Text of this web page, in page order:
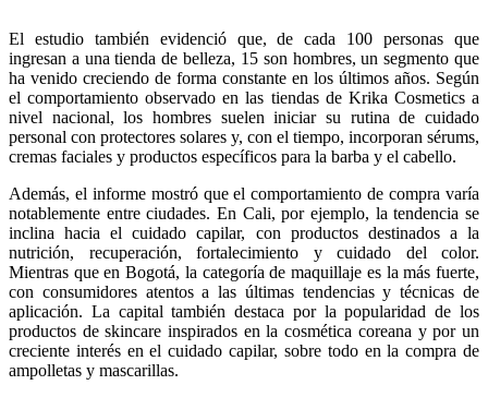
El estudio también evidenció que, de cada 100 personas que
ingresan a una tienda de belleza, 15 son hombres, un segmento que
ha venido creciendo de forma constante en los últimos años. Según
el comportamiento observado en las tiendas de Krika Cosmetics a
nivel nacional, los hombres suelen iniciar su rutina de cuidado
personal con protectores solares y, con el tiempo, incorporan sérums,
cremas faciales y productos específicos para la barba y el cabello.
Además, el informe mostró que el comportamiento de compra varía
notablemente entre ciudades. En Cali, por ejemplo, la tendencia se
inclina hacia el cuidado capilar, con productos destinados a la
nutrición, recuperación, fortalecimiento y cuidado del color.
Mientras que en Bogotá, la categoría de maquillaje es la más fuerte,
con consumidores atentos a las últimas tendencias y técnicas de
aplicación. La capital también destaca por la popularidad de los
productos de skincare inspirados en la cosmética coreana y por un
creciente interés en el cuidado capilar, sobre todo en la compra de
ampolletas y mascarillas.